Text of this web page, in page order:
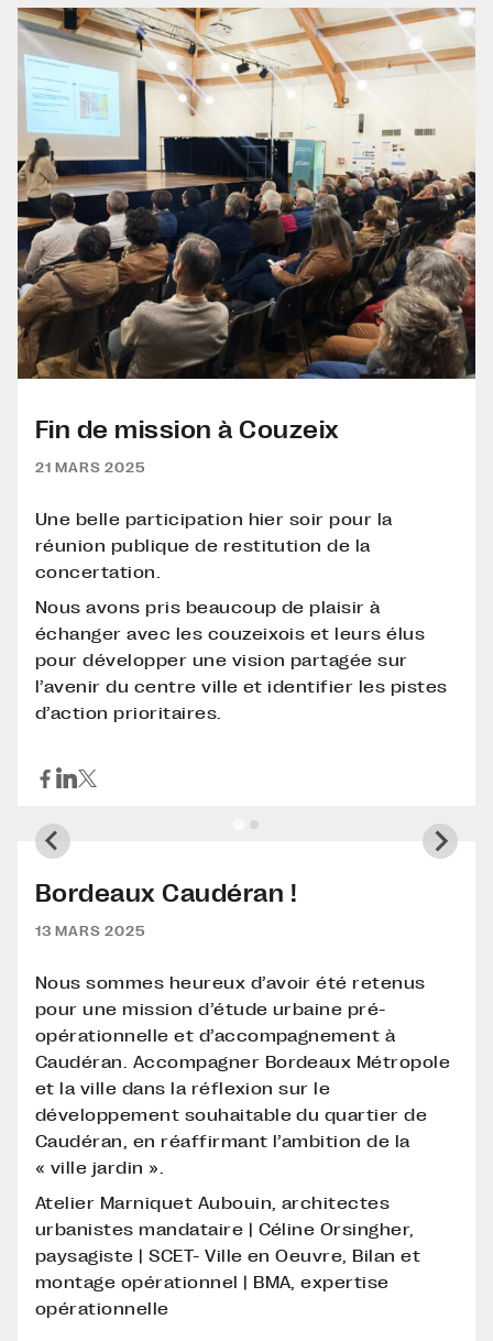
Fin de mission à Couzeix
21 MARS 2025
Une belle participation hier soir pour la
réunion publique de restitution de la
concertation.
Nous avons pris beaucoup de plaisir à
échanger avec les couzeixois et leurs élus
pour développer une vision partagée sur
l’avenir du centre ville et identifier les pistes
d’action prioritaires.
Bordeaux Caudéran !
13 MARS 2025
Nous sommes heureux d’avoir été retenus
pour une mission d’étude urbaine pré-
opérationnelle et d’accompagnement à
Caudéran. Accompagner Bordeaux Métropole
et la ville dans la réflexion sur le
développement souhaitable du quartier de
Caudéran, en réaffirmant l’ambition de la
« ville jardin ».
Atelier Marniquet Aubouin, architectes
urbanistes mandataire | Céline Orsingher,
paysagiste | SCET- Ville en Oeuvre, Bilan et
montage opérationnel | BMA, expertise
opérationnelle